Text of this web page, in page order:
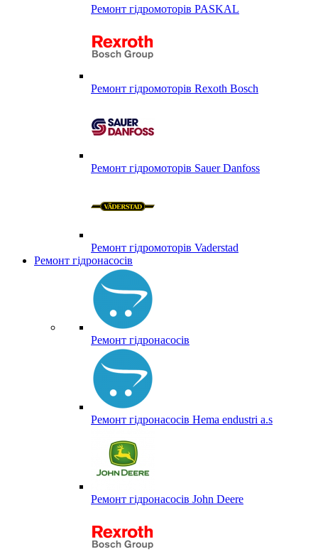
Ремонт гідромоторів PASKAL
Ремонт гідромоторів Rexoth Bosch
Ремонт гідромоторів Sauer Danfoss
Ремонт гідромоторів Vaderstad
Ремонт гідронасосів
Ремонт гідронасосів
Ремонт гідронасосів Hema endustri a.s
Ремонт гідронасосів John Deere